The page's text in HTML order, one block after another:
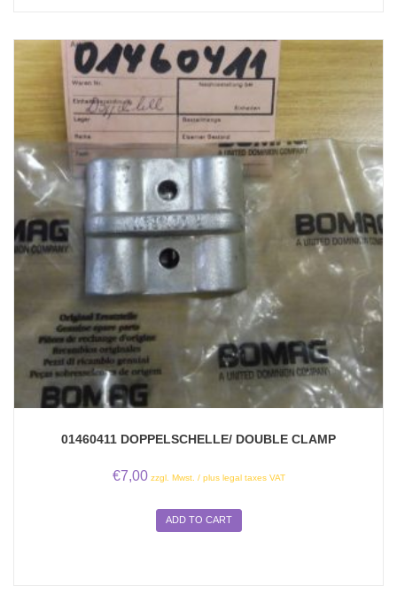
01460411 DOPPELSCHELLE/ DOUBLE CLAMP
€7,00 zzgl. Mwst. / plus legal taxes VAT
ADD TO CART